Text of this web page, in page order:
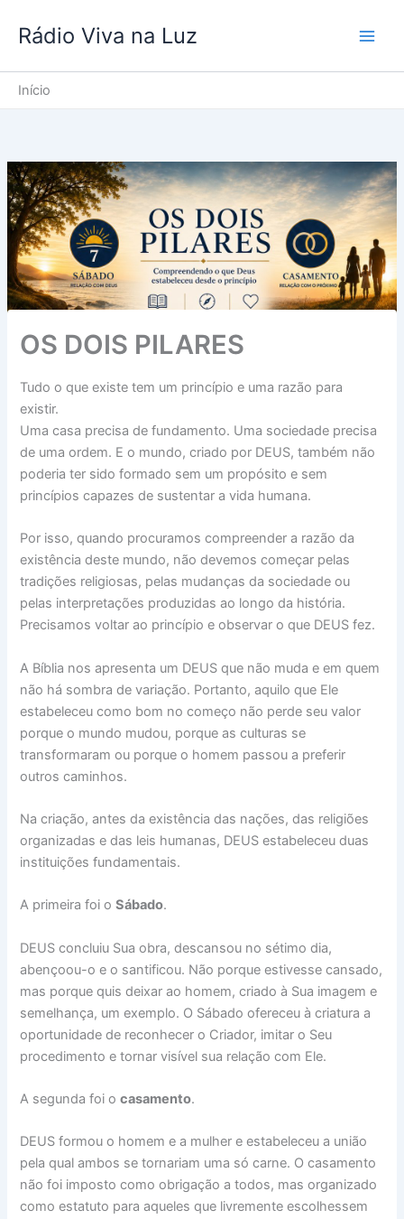
para
conteúdo
Rádio Viva na Luz
Início
OS DOIS PILARES
Tudo o que existe tem um princípio e uma razão para
existir.
Uma casa precisa de fundamento. Uma sociedade precisa
de uma ordem. E o mundo, criado por DEUS, também não
poderia ter sido formado sem um propósito e sem
princípios capazes de sustentar a vida humana.
Por isso, quando procuramos compreender a razão da
existência deste mundo, não devemos começar pelas
tradições religiosas, pelas mudanças da sociedade ou
pelas interpretações produzidas ao longo da história.
Precisamos voltar ao princípio e observar o que DEUS fez.
A Bíblia nos apresenta um DEUS que não muda e em quem
não há sombra de variação. Portanto, aquilo que Ele
estabeleceu como bom no começo não perde seu valor
porque o mundo mudou, porque as culturas se
transformaram ou porque o homem passou a preferir
outros caminhos.
Na criação, antes da existência das nações, das religiões
organizadas e das leis humanas, DEUS estabeleceu duas
instituições fundamentais.
A primeira foi oSábado.
DEUS concluiu Sua obra, descansou no sétimo dia,
abençoou-o e o santificou. Não porque estivesse cansado,
mas porque quis deixar ao homem, criado à Sua imagem e
semelhança, um exemplo. O Sábado ofereceu à criatura a
oportunidade de reconhecer o Criador, imitar o Seu
procedimento e tornar visível sua relação com Ele.
A segunda foi ocasamento.
DEUS formou o homem e a mulher e estabeleceu a união
pela qual ambos se tornariam uma só carne. O casamento
não foi imposto como obrigação a todos, mas organizado
como estatuto para aqueles que livremente escolhessem